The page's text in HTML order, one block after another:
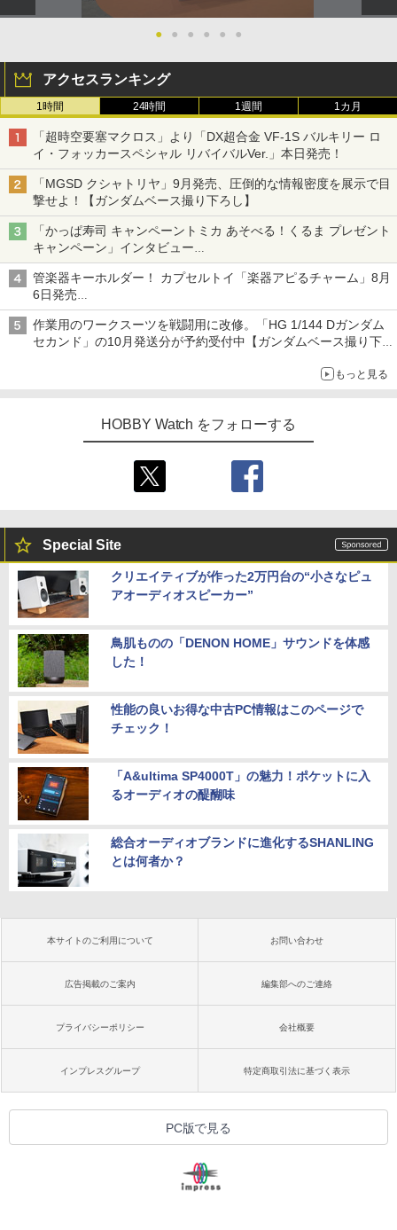
● ● ● ● ● ●
アクセスランキング
1時間 24時間 1週間 1カ月
「超時空要塞マクロス」より「DX超合金 VF-1S バルキリー ロ
イ・フォッカースペシャル リバイバルVer.」本日発売！
「MGSD クシャトリヤ」9月発売、圧倒的な情報密度を展示で目
撃せよ！【ガンダムベース撮り下ろし】
「かっぱ寿司 キャンペーントミカ あそべる！くるま プレゼント
キャンペーン」インタビュー
子どもが楽しめるかっぱ寿司ならではの体験とコラボの楽しさを
追求
管楽器キーホルダー！ カプセルトイ「楽器アピるチャーム」8月
6日発売
チューバ、テナサクなど5種各3色
作業用のワークスーツを戦闘用に改修。「HG 1/144 Dガンダム
セカンド」の10月発送分が予約受付中【ガンダムベース撮り下
もっと見る
HOBBY Watch をフォローする
Special Site
クリエイティブが作った2万円台の“小さなピュ
アオーディオスピーカー”
鳥肌ものの「DENON HOME」サウンドを体感
した！
性能の良いお得な中古PC情報はこのページで
チェック！
「A&ultima SP4000T」の魅力！ポケットに入
るオーディオの醍醐味
総合オーディオブランドに進化するSHANLING
とは何者か？
本サイトのご利用について お問い合わせ
広告掲載のご案内 編集部へのご連絡
プライバシーポリシー 会社概要
インプレスグループ 特定商取引法に基づく表示
PC版で見る